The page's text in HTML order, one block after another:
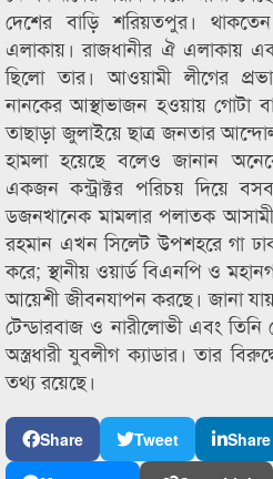
দেশের বাড়ি শরিয়তপুর।
এলাকায়। রাজধানীর ঐ এলাকায়
ছিলো তার। আওয়ামী লীগের
নানকের আস্থাভাজন হওয়ায় গোটা
তাছাড়া জুলাইয়ে ছাত্র জনতার
হামলা হয়েছে বলেও জানান
একজন কন্ট্রাক্টর পরিচয় দিয়ে
ডজনখানেক মামলার পলাতক আসামী
রহমান এখন সিলেট উপশহরে গা
করে; স্থানীয় ওয়ার্ড বিএনপি ও
আয়েশী জীবনযাপন করছে। জানা
টেন্ডারবাজ ও নারীলোভী এবং
অস্ত্রধারী যুবলীগ ক্যাডার। তার
তথ্য রয়েছে।
Share Tweet Share